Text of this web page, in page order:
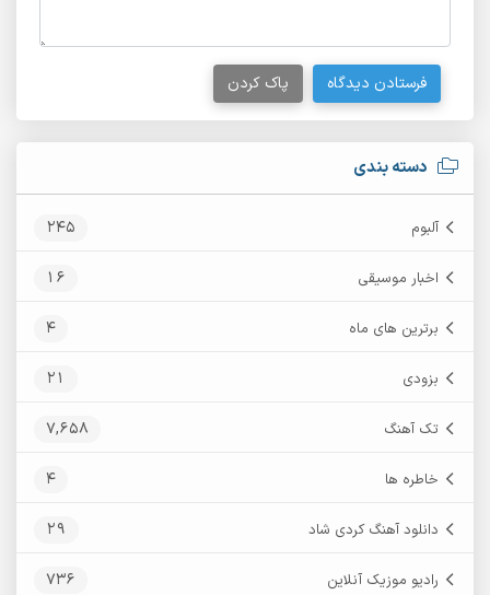
دسته بندی
آلبوم 245
اخبار موسیقی 16
برترین های ماه 4
بزودی 21
تک آهنگ 7,658
خاطره ها 4
دانلود آهنگ کردی شاد 29
رادیو موزیک آنلاین 736
فرستادن دیدگاه پاک کردن